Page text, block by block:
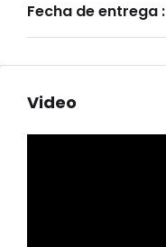
Fecha de entrega :
Video